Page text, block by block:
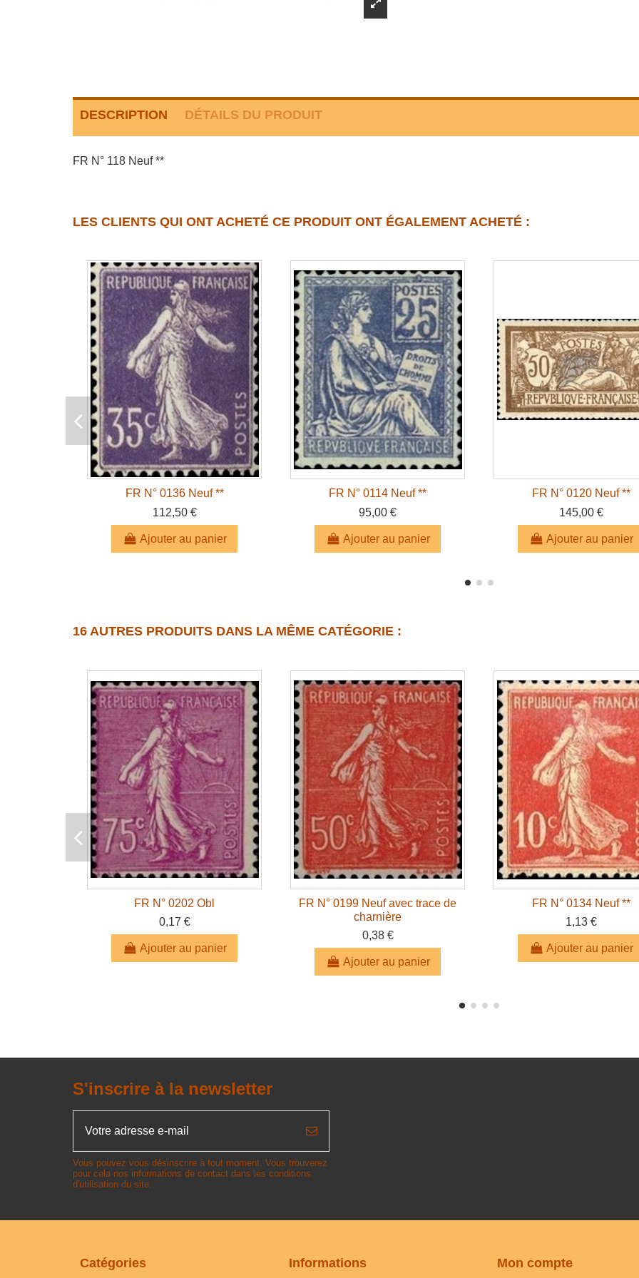
DESCRIPTION DÉTAILS DU PRODUIT
FR N° 118 Neuf **
LES CLIENTS QUI ONT ACHETÉ CE PRODUIT ONT ÉGALEMENT ACHETÉ :
FR N° 0136 Neuf **
112,50 €
Ajouter au panier
FR N° 0114 Neuf **
95,00 €
Ajouter au panier
FR N° 0120 Neuf **
145,00 €
Ajouter au panier
16 AUTRES PRODUITS DANS LA MÊME CATÉGORIE :
FR N° 0202 Obl
0,17 €
Ajouter au panier
FR N° 0199 Neuf avec trace de
charnière
0,38 €
Ajouter au panier
FR N° 0134 Neuf **
1,13 €
Ajouter au panier
S'inscrire à la newsletter
Vous pouvez vous désinscrire à tout moment. Vous trouverez
pour cela nos informations de contact dans les conditions
d'utilisation du site.
Catégories Informations Mon compte